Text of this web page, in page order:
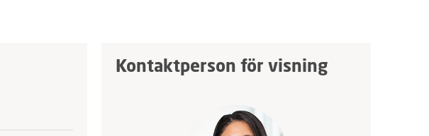
Kontaktperson för visning